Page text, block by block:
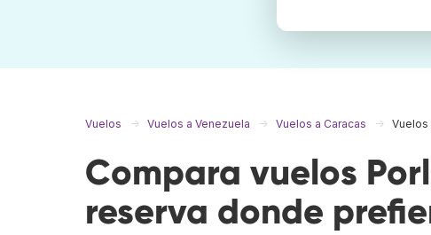
Vuelos Vuelos a Venezuela Vuelos a Caracas Vuelos
Compara vuelos
reserva donde